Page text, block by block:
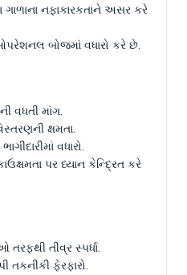
નફાકારકતાને અસર કરે
બોજમાં વધારો કરે છે.
વધતી માંગ.
ક્ષમતા.
વધારો.
પર ધ્યાન કેન્દ્રિત કરે
તીવ્ર સ્પર્ધા.
તકનીકી ફેરફારો.